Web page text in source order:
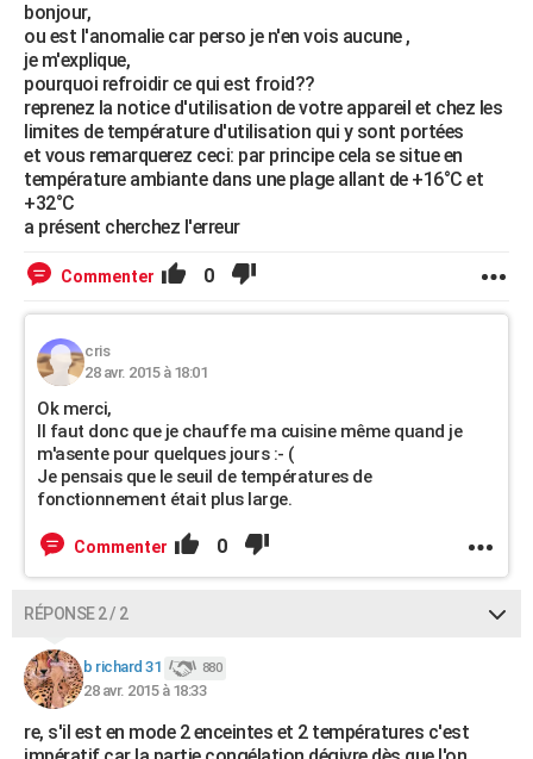
bonjour,
ou est l'anomalie car perso je n'en vois aucune ,
je m'explique,
pourquoi refroidir ce qui est froid??
reprenez la notice d'utilisation de votre appareil et chez les
limites de température d'utilisation qui y sont portées
et vous remarquerez ceci: par principe cela se situe en
température ambiante dans une plage allant de +16°C et
+32°C
a présent cherchez l'erreur
Commenter 0
cris
28 avr. 2015 à 18:01
Ok merci,
Il faut donc que je chauffe ma cuisine même quand je
m'asente pour quelques jours :- (
Je pensais que le seuil de températures de
fonctionnement était plus large.
Commenter 0
RÉPONSE 2 / 2
b richard 31 880
28 avr. 2015 à 18:33
re, s'il est en mode 2 enceintes et 2 températures c'est